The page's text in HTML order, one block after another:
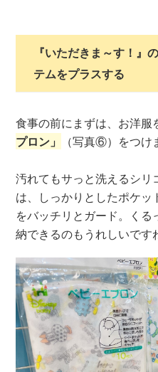
『いただきま～す！
テムをプラスする
食事の前にまずは、お洋服
プロン」
（写真⑥）をつけ
汚れてもサっと洗えるシ
は、しっかりとしたポケ
をバッチリとガード。く
納できるのもうれしいです